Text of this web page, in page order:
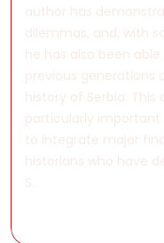
author has
dilemmas, and, with
he has also been
previous generations
history of Serbia. This
particularly
to integrate major
historians who have
S.